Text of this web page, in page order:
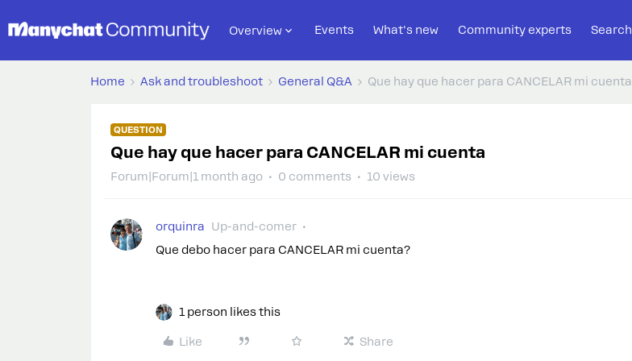
Overview Events What's new Community experts Search
Home Ask and troubleshoot General Q&A Que hay que hacer para CANCELAR mi cuenta
QUESTION
Que hay que hacer para CANCELAR mi cuenta
Forum|Forum|1 month ago 0 comments 10 views
orquinra
Up-and-comer
Que debo hacer para CANCELAR mi cuenta?
1 person likes this
Like Share